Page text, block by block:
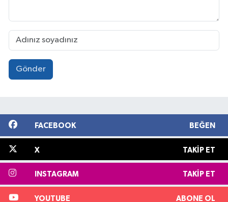
Gönder
FACEBOOK BEĞEN
X TAKIP ET
INSTAGRAM TAKIP ET
YOUTUBE ABONE OL